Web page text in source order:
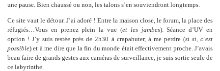
une pause. Bien chaussé ou non, les talons s’en souviendront longtemps.
Ce site vaut le détour. J’ai adoré ! Entre la maison close, le forum, la place des
réfugiés…Vous en prenez plein la vue (et les jambes). Séance d’UV en
option ! J’y suis restée près de 2h30 à crapahuter, à me perdre (si si, c’est
possible) et à me dire que la fin du monde était effectivement proche. J’avais
beau faire de grands gestes aux caméras de surveillance, je suis sortie seule de
ce labyrinthe.